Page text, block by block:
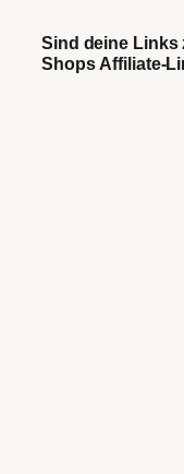
Sind deine Links
Shops Affiliate-